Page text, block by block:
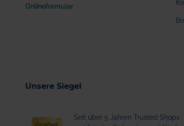
Onlineformular
Unsere Siegel
Seit über 5 Jahren Trusted Shops